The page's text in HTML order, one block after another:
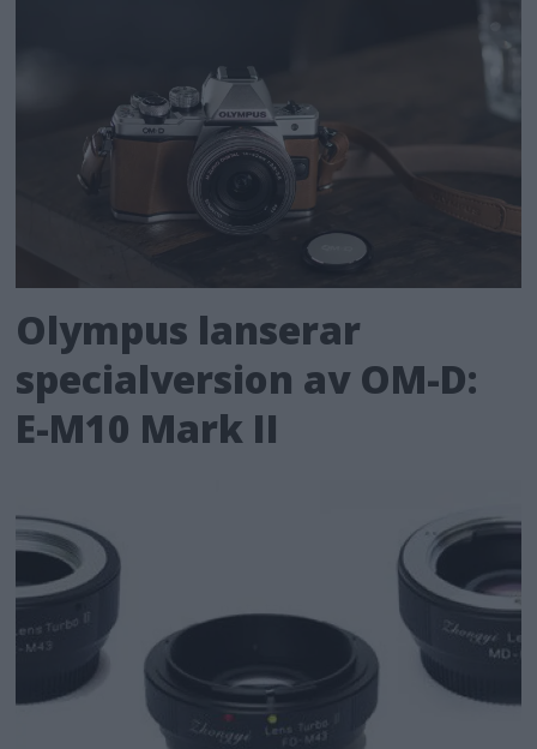
Olympus lanserar
specialversion av OM-D:
E-M10 Mark II